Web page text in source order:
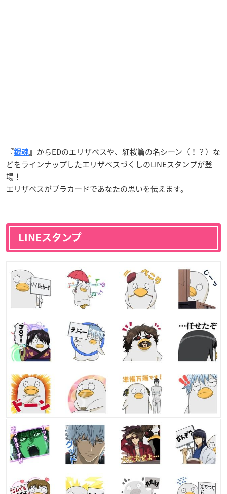
『銀魂 』 からEDのエリザベスや、紅桜篇の名シーン（！？）な
どをラインナップしたエリザベスづくしのLINEスタンプが登
場！
エリザベスがプラカードであなたの思いを伝えます。
LINEスタンプ